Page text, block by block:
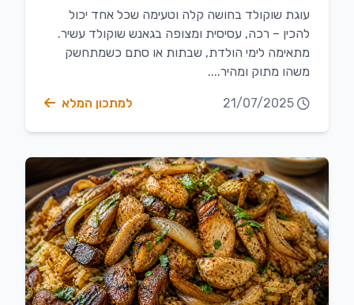
עוגת שוקולד בחושה קלה וטעימה שכל אחד יכול
להכין – רכה, עסיסית ומצופה בגאנש שוקולד עשיר.
מתאימה לימי הולדת, שבתות או סתם כשמתחשק
משהו מתוק ומהיר....
21/07/2025 למתכון המלא